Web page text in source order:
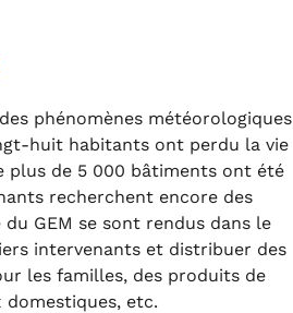
phénomènes météorologiques
huit habitants ont perdu la vie
plus de 5 000 bâtiments ont été
recherchent encore des
GEM se sont rendus dans le
intervenants et distribuer des
les familles, des produits de
domestiques, etc.